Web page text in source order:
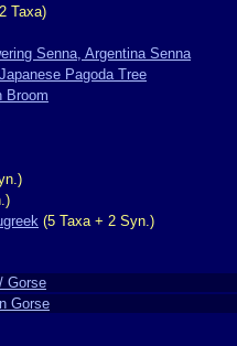
Taxa)
Senna, Argentina Senna
Pagoda Tree
Broom
(5 Taxa + 2 Syn.)
Gorse
Gorse